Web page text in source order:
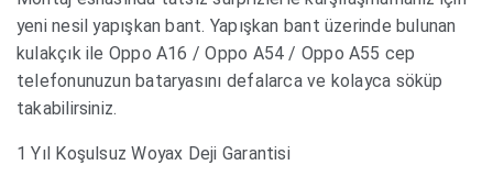
yeni nesil yapışkan bant. Yapışkan bant üzerinde bulunan
kulakçık ile Oppo A16 / Oppo A54 / Oppo A55 cep
telefonunuzun bataryasını defalarca ve kolayca söküp
takabilirsiniz.
1 Yıl Koşulsuz Woyax Deji Garantisi